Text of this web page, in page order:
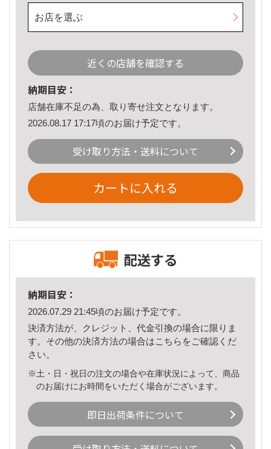
お店を選ぶ
近くの店舗を確認する
納期目安：
店舗在庫不足の為、取り寄せ注文となります。
2026.08.17 17:17頃のお届け予定です。
受け取り方法・送料について
カートに入れる
配送する
納期目安：
2026.07.29 21:45頃のお届け予定です。
決済方法が、クレジット、代金引換の場合に限りま
す。その他の決済方法の場合はこちら をご確認くだ
さい。
※土・日・祝日の注文の場合や在庫状況によって、商品
のお届けにお時間をいただく場合がございます。
即日出荷条件について